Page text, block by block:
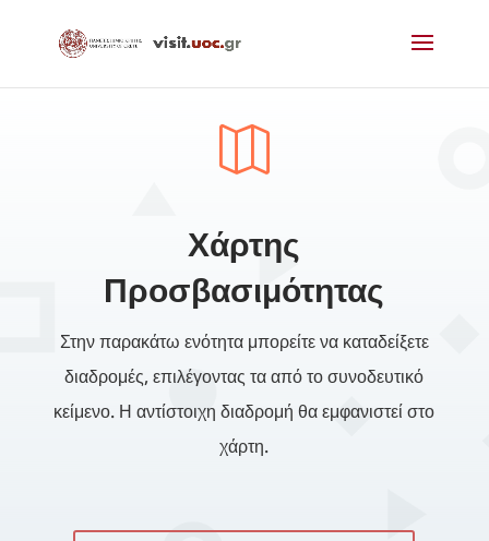

Χάρτης
Προσβασιμότητας
Στην παρακάτω ενότητα μπορείτε να καταδείξετε
διαδρομές, επιλέγοντας τα από το συνοδευτικό
κείμενο. Η αντίστοιχη διαδρομή θα εμφανιστεί στο
χάρτη.